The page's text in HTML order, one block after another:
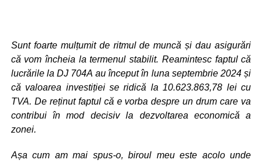
Sunt foarte mulțumit de ritmul de muncă și dau asigurări
că vom încheia la termenul stabilit. Reamintesc faptul că
lucrările la DJ 704A au început în luna septembrie 2024 și
că valoarea investiției se ridică la 10.623.863,78 lei cu
TVA. De reținut faptul că e vorba despre un drum care va
contribui în mod decisiv la dezvoltarea economică a
zonei.
Așa cum am mai spus-o, biroul meu este acolo unde